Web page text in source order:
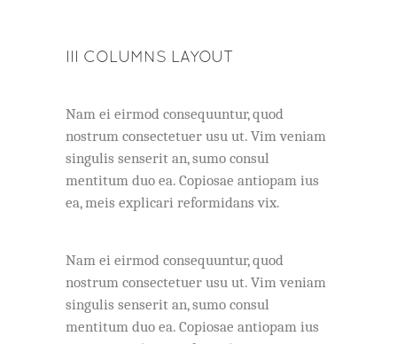
III COLUMNS LAYOUT
Nam ei eirmod consequuntur, quod
nostrum consectetuer usu ut. Vim veniam
singulis senserit an, sumo consul
mentitum duo ea. Copiosae antiopam ius
ea, meis explicari reformidans vix.
Nam ei eirmod consequuntur, quod
nostrum consectetuer usu ut. Vim veniam
singulis senserit an, sumo consul
mentitum duo ea. Copiosae antiopam ius